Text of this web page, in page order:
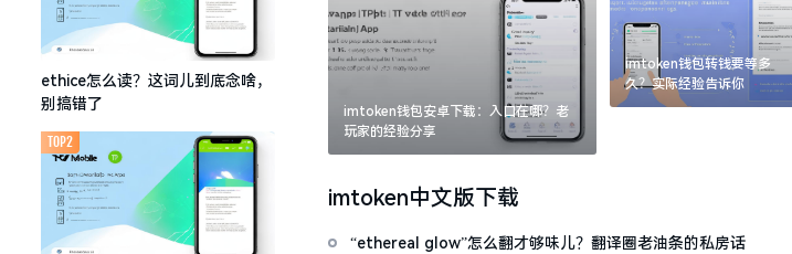
ethice怎么读？这词儿到底念啥，
别搞错了
TOP2
imtoken钱包安卓下载：入口在哪？老
玩家的经验分享
imtoken钱包转钱要等多
久？实际经验告诉你
imtoken中文版下载
“ethereal glow”怎么翻才够味儿？翻译圈老油条的私房话